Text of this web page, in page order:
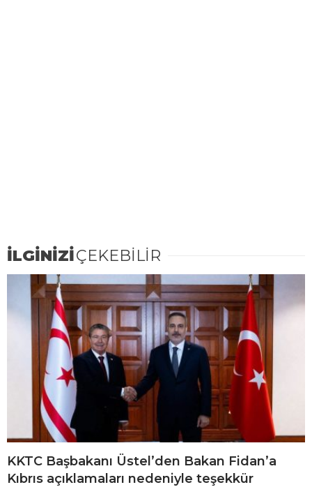
İLGİNİZİÇEKEBİLİR
KKTC Başbakanı Üstel’den Bakan Fidan’a
Kıbrıs açıklamaları nedeniyle teşekkür